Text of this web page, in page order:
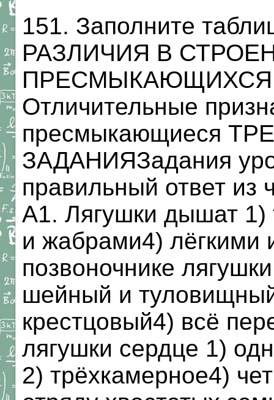
151. Заполните
РАЗЛИЧИЯ В
ПРЕСМЫКАЮЩИХСЯ
Отличительные
пресмыкающиеся
ЗАДАНИЯЗадания
правильный ответ из
А1. Лягушки дышат 1)
и жабрами4) лёгкими
позвоночнике
шейный и
крестцовый4) всё
лягушки сердце 1)
2) трёхкамерное4)